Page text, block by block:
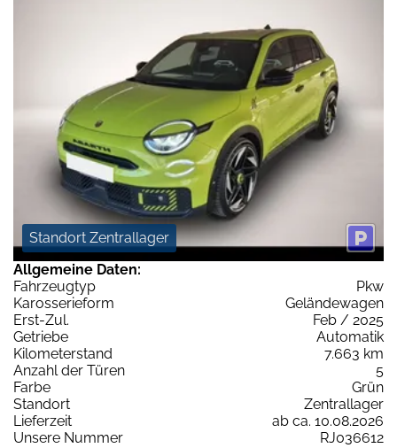
Standort Zentrallager
Allgemeine Daten:
Fahrzeugtyp
Pkw
Karosserieform
Geländewagen
Erst-Zul.
Feb / 2025
Getriebe
Automatik
Kilometerstand
7.663 km
Anzahl der Türen
5
Farbe
Grün
Standort
Zentrallager
Lieferzeit
ab ca. 10.08.2026
Unsere Nummer
RJ036612